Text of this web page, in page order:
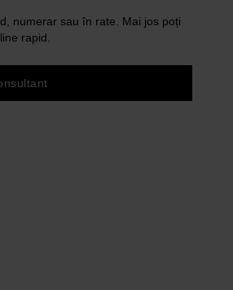
numerar sau în rate. Mai jos poți
rapid.